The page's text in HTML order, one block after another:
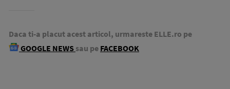
Daca ti-a placut acest articol, urmareste ELLE.ro pe
GOOGLE NEWS sau pe FACEBOOK